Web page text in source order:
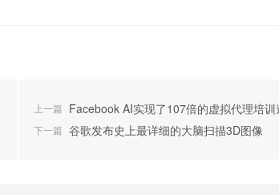
上一篇 Facebook AI实现了107倍的虚拟代理培训
下一篇 谷歌发布史上最详细的大脑扫描3D图像
高级数据分析工程师 深度学习